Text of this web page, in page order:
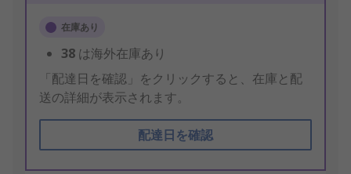
在庫あり
38 は海外在庫あり
「配達日を確認」をクリックすると、在庫と配
送の詳細が表示されます。
配達日を確認